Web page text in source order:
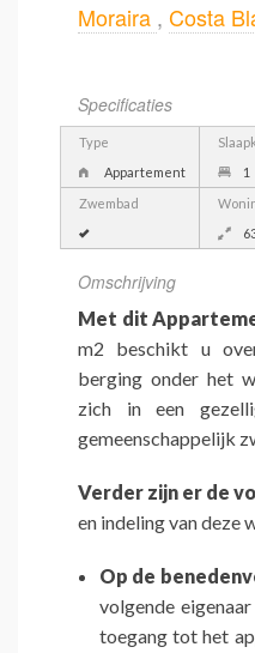
Moraira , Costa
Specificaties
Type
Appartement
1
Zwembad
Omschrijving
Met dit
m2 beschikt u
berging onder het
zich in een
gemeenschappelijk
Verder zijn er de
en indeling van deze
Op de
volgende
toegang tot het